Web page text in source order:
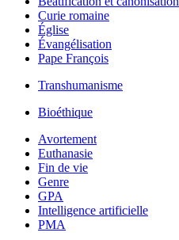
Curie romaine
Église
Évangélisation
Pape François
Transhumanisme
Bioéthique
Avortement
Euthanasie
Fin de vie
Genre
GPA
Intelligence artificielle
PMA